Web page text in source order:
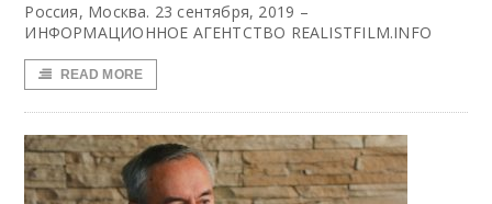
Россия, Москва. 23 сентября, 2019 –
ИНФОРМАЦИОННОЕ АГЕНТСТВО REALISTFILM.INFO
READ MORE